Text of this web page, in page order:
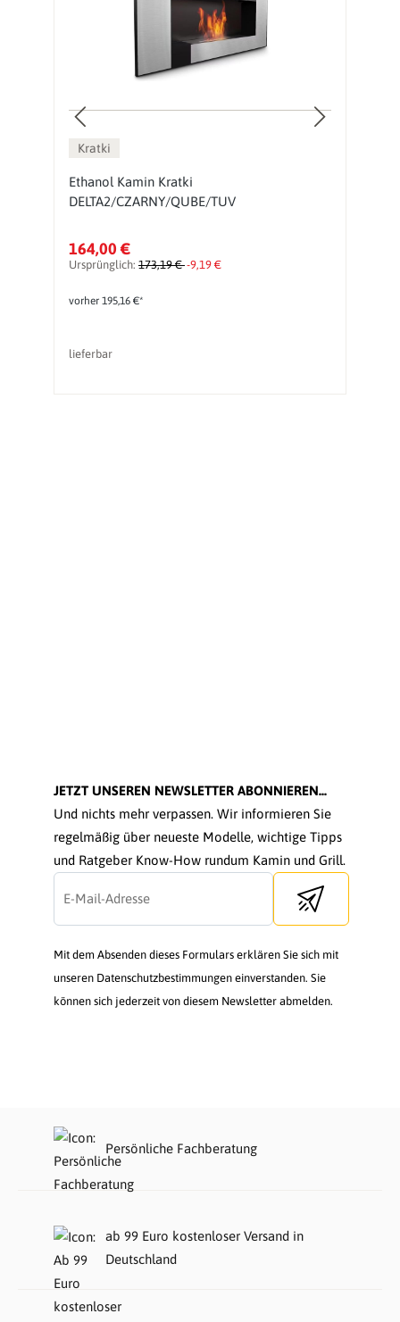
Kratki
Ethanol Kamin Kratki
DELTA2/CZARNY/QUBE/TUV
164,00 €
Ursprünglich: 173,19 €-9,19 €
vorher 195,16 €*
lieferbar
JETZT UNSEREN NEWSLETTER ABONNIEREN...
Und nichts mehr verpassen. Wir informieren Sie
regelmäßig über neueste Modelle, wichtige Tipps
und Ratgeber Know-How rundum Kamin und Grill.
Send newsletter
Mit dem Absenden dieses Formulars erklären Sie sich mit
unseren Datenschutzbestimmungen einverstanden. Sie
können sich jederzeit von diesem Newsletter abmelden.
Persönliche Fachberatung
ab 99 Euro kostenloser Versand in
Deutschland